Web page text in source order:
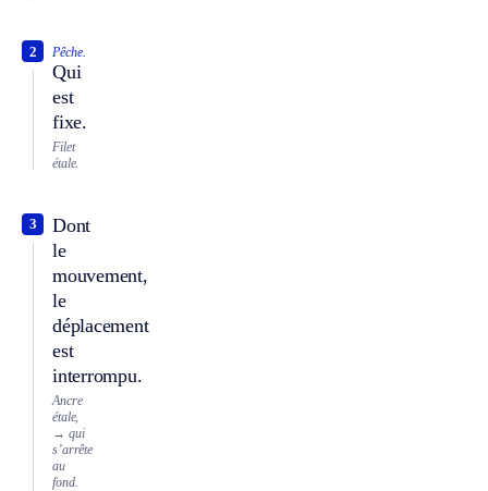
Pêche.
Qui
est
fixe.
2
Filet
étale.
Dont
le
mouvement,
le
déplacement
est
interrompu.
3
Ancre
étale,
→ qui
s’arrête
au
fond.